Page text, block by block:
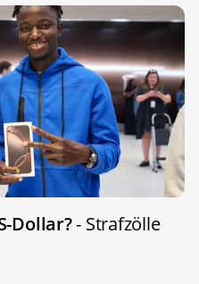
Dollar?- Strafzölle